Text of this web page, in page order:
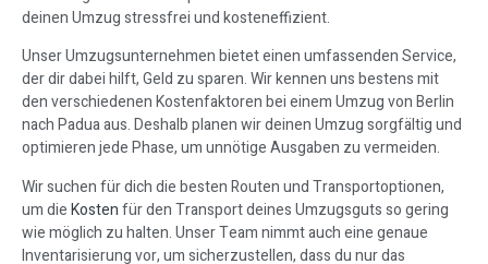
deinen Umzug stressfrei und kosteneffizient.
Unser Umzugsunternehmen bietet einen umfassenden Service,
der dir dabei hilft, Geld zu sparen. Wir kennen uns bestens mit
den verschiedenen Kostenfaktoren bei einem Umzug von Berlin
nach Padua aus. Deshalb planen wir deinen Umzug sorgfältig und
optimieren jede Phase, um unnötige Ausgaben zu vermeiden.
Wir suchen für dich die besten Routen und Transportoptionen,
um dieKostenfür den Transport deines Umzugsguts so gering
wie möglich zu halten. Unser Team nimmt auch eine genaue
Inventarisierung vor, um sicherzustellen, dass du nur das